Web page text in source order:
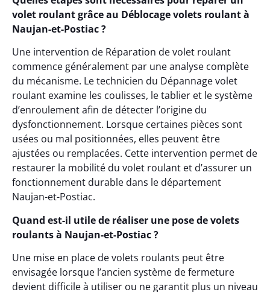
volet roulant grâce au Déblocage volets roulant à
Naujan-et-Postiac ?
Une intervention de Réparation de volet roulant
commence généralement par une analyse complète
du mécanisme. Le technicien du Dépannage volet
roulant examine les coulisses, le tablier et le système
d’enroulement afin de détecter l’origine du
dysfonctionnement. Lorsque certaines pièces sont
usées ou mal positionnées, elles peuvent être
ajustées ou remplacées. Cette intervention permet de
restaurer la mobilité du volet roulant et d’assurer un
fonctionnement durable dans le département
Naujan-et-Postiac.
Quand est-il utile de réaliser une pose de volets
roulants à Naujan-et-Postiac ?
Une mise en place de volets roulants peut être
envisagée lorsque l’ancien système de fermeture
devient difficile à utiliser ou ne garantit plus un niveau